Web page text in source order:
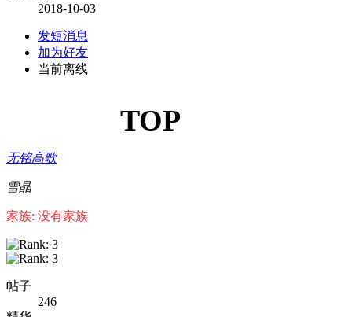
2018-10-03
发短消息
加为好友
当前离线
TOP
无铭高歌
雪晶
家族: 没有家族
帖子
246